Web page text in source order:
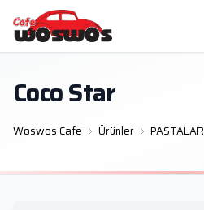
Coco Star
Woswos Cafe Ürünler PASTALAR